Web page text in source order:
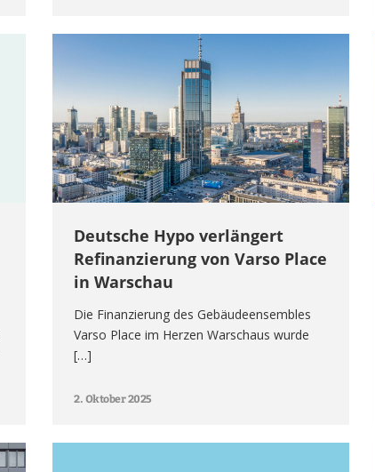
Deutsche Hypo verlängert
Refinanzierung von Varso Place
in Warschau
Die Finanzierung des Gebäudeensembles
Varso Place im Herzen Warschaus wurde
[…]
2. Oktober 2025